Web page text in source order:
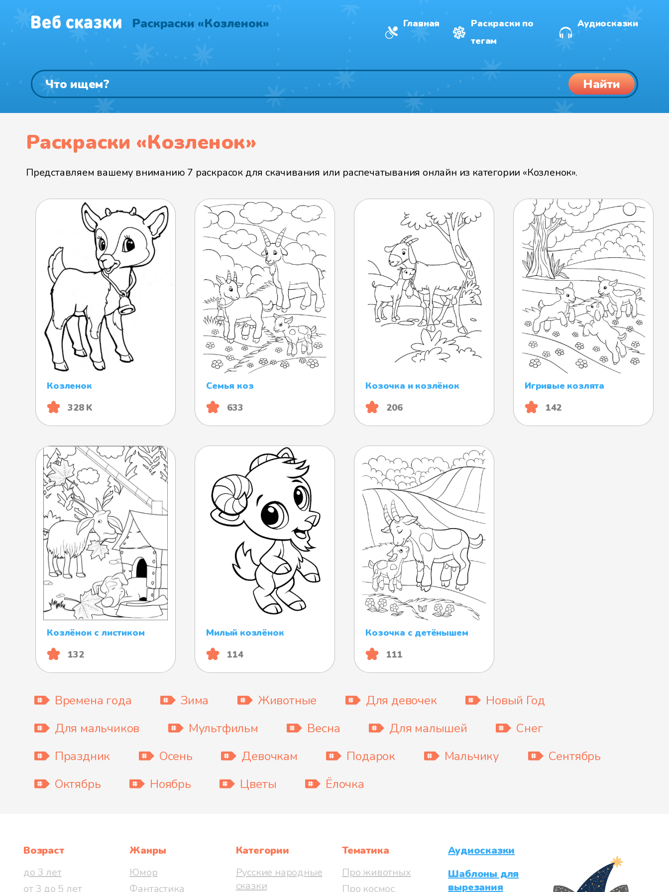
Раскраски «Козленок» Главная
Раскраски по
тегам
Аудиосказки
Найти
Раскраски «Козленок»
Представляем вашему вниманию 7 раскрасок для скачивания или распечатывания онлайн из категории «Козленок».
Козленок
328 K
Семья коз
633
Козочка и козлёнок
206
Игривые козлята
142
Козлёнок с листиком
132
Милый козлёнок
114
Козочка с детёнышем
111
Времена года Зима Животные Для девочек
Новый Год
Для мальчиков
Мультфильм Весна Для малышей
Снег
Праздник
Осень Девочкам Подарок Мальчику
Сентябрь
Октябрь
Ноябрь Цветы Ёлочка
Возраст
до 3 лет
от 3 до 5 лет
Жанры
Юмор
Фантастика
Категории
Русские народные
сказки
Тематика
Про животных
Про космос
Аудиосказки
Шаблоны для
вырезания